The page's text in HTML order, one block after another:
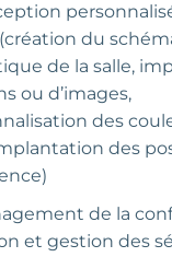
du
de la salle,
ou d’images,
des
des
de la
et gestion des